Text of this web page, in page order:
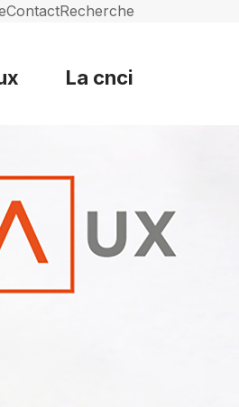
ContactRecherche
La cnci